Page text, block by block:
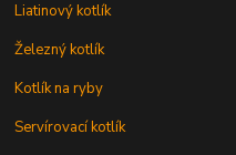
Liatinový kotlík
Železný kotlík
Kotlík na ryby
Servírovací kotlík